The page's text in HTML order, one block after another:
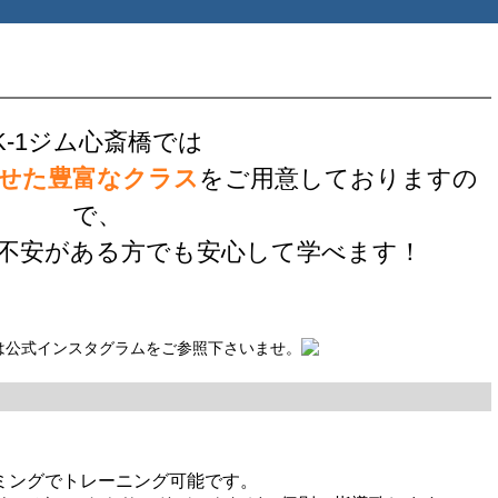
1ジム心斎橋では
た豊富なクラス をご用意しておりますの
で、
安がある方でも安心して学べます！
式インスタグラムをご参照下さいませ。
グでトレーニング可能です。